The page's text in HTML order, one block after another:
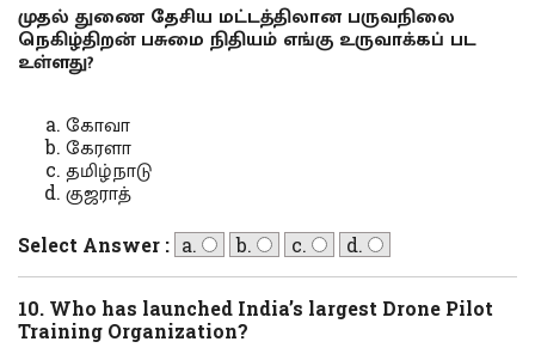
முதல் துணை தேசிய மட்டத்திலான பருவநிலை
நெகிழ்திறன் பசுமை நிதியம் எங்கு உருவாக்கப் பட
உள்ளது?
கோவா
கேரளா
தமிழ்நாடு
குஜராத்
Select Answer : a. b. c. d.
10. Who has launched India’s largest Drone Pilot
Training Organization?